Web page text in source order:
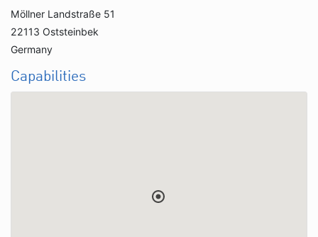
Möllner Landstraße 51
22113 Oststeinbek
Germany
Capabilities